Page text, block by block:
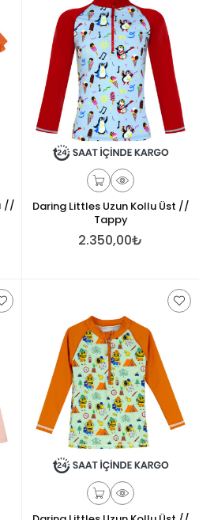
//
Daring Littles Uzun Kollu Üst //
Tappy
2.350,00₺